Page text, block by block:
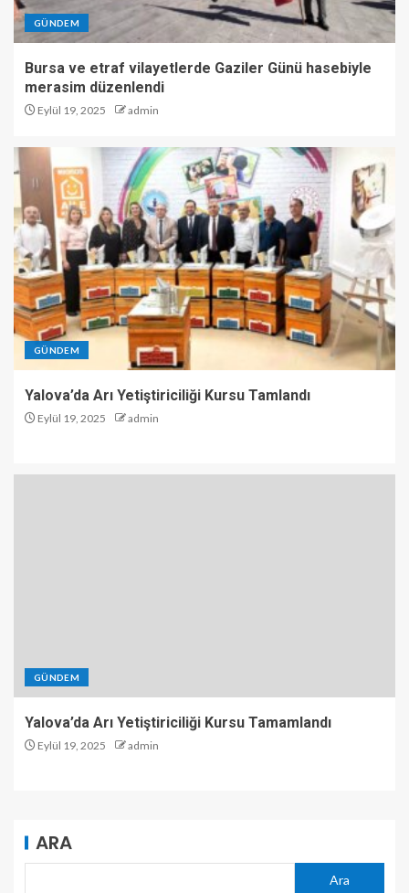
GÜNDEM
Bursa ve etraf vilayetlerde Gaziler Günü hasebiyle
merasim düzenlendi
Eylül 19, 2025 admin
GÜNDEM
Yalova’da Arı Yetiştiriciliği Kursu Tamlandı
Eylül 19, 2025 admin
GÜNDEM
Yalova’da Arı Yetiştiriciliği Kursu Tamamlandı
Eylül 19, 2025 admin
ARA
Ara